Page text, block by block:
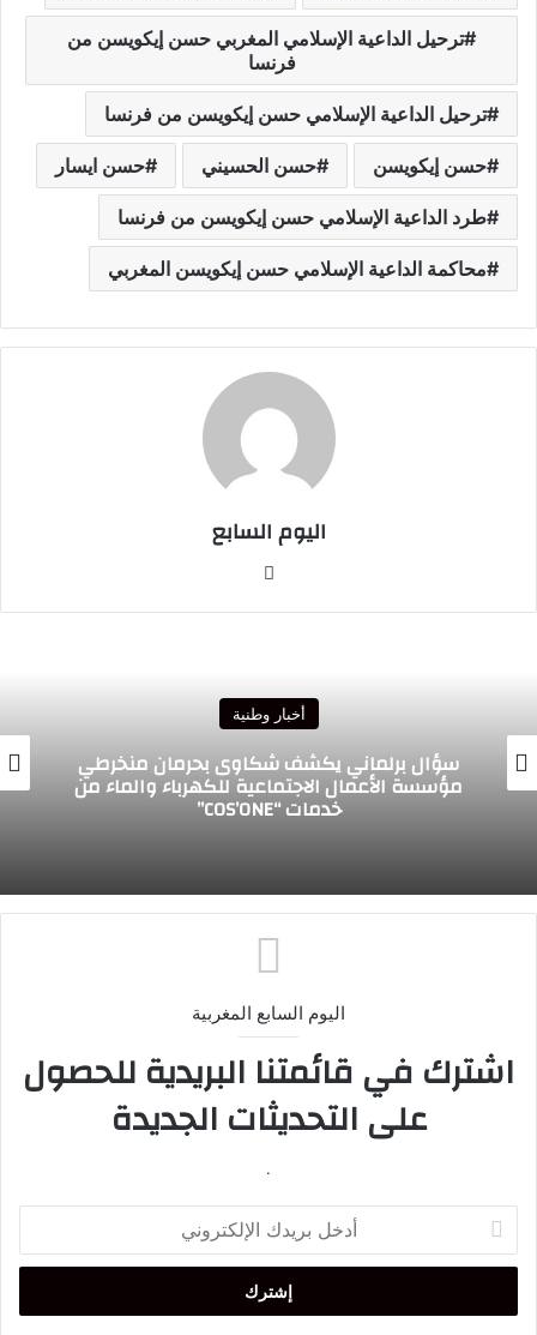
ترحيل الداعية الإسلامي المغربي حسن إيكويسن من
فرنسا
ترحيل الداعية الإسلامي حسن إيكويسن من فرنسا
حسن إيكويسن حسن الحسيني حسن ايسار
طرد الداعية الإسلامي حسن إيكويسن من فرنسا
محاكمة الداعية الإسلامي حسن إيكويسن المغربي
اليوم السابع
من الحموداني يخلف مضيان في
اليوم السابع المغربية
اشترك في قائمتنا البريدية للحصول
على التحديثات الجديدة
.
بريدك
الإلكتروني